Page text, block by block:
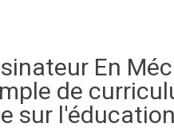
En
de
sur l'éducation